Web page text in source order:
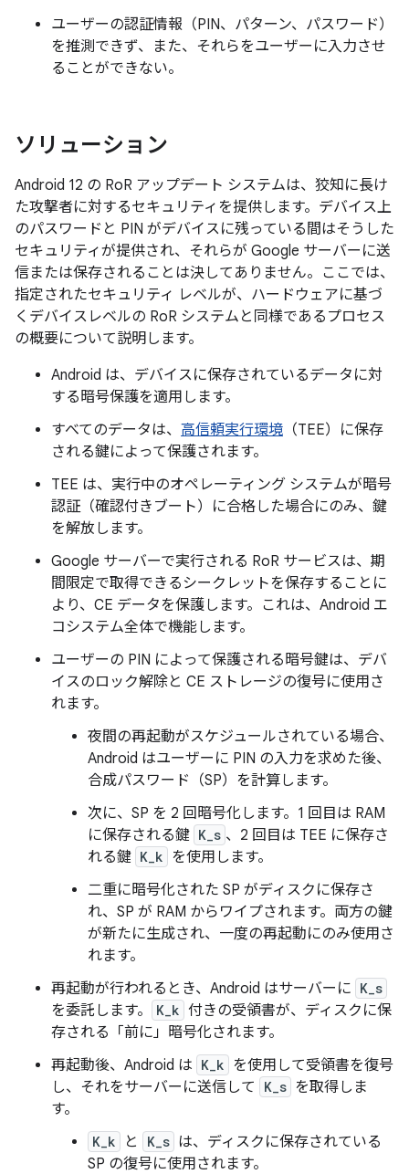
ユーザーの認証情報（PIN、パターン、パスワード）
を推測できず、また、それらをユーザーに入力させ
ることができない。
ソリューション
Android 12 の RoR アップデート システムは、狡知に長け
た攻撃者に対するセキュリティを提供します。デバイス上
のパスワードと PIN がデバイスに残っている間はそうした
セキュリティが提供され、それらが Google サーバーに送
信または保存されることは決してありません。ここでは、
指定されたセキュリティ レベルが、ハードウェアに基づ
くデバイスレベルの RoR システムと同様であるプロセス
の概要について説明します。
Android は、デバイスに保存されているデータに対
する暗号保護を適用します。
すべてのデータは、 高信頼実行環境 （TEE）に保存
される鍵によって保護されます。
TEE は、実行中のオペレーティング システムが暗号
認証（確認付きブート）に合格した場合にのみ、鍵
を解放します。
Google サーバーで実行される RoR サービスは、期
間限定で取得できるシークレットを保存することに
より、CE データを保護します。これは、Android エ
コシステム全体で機能します。
ユーザーの PIN によって保護される暗号鍵は、デバ
イスのロック解除と CE ストレージの復号に使用さ
れます。
夜間の再起動がスケジュールされている場合、
Android はユーザーに PIN の入力を求めた後、
合成パスワード（SP）を計算します。
次に、SP を 2 回暗号化します。1 回目は RAM
に保存される鍵 K_s 、2 回目は TEE に保存さ
れる鍵 K_k を使用します。
二重に暗号化された SP がディスクに保存さ
れ、SP が RAM からワイプされます。両方の鍵
が新たに生成され、一度の再起動にのみ使用さ
れます。
再起動が行われるとき、Android はサーバーに K_s
を委託します。 K_k 付きの受領書が、ディスクに保
存される「前に」 暗号化されます。
再起動後、Android は K_k を使用して受領書を復号
し、それをサーバーに送信して
K_s を取得しま
す。
K_k と K_s は、ディスクに保存されている
SP の復号に使用されます。